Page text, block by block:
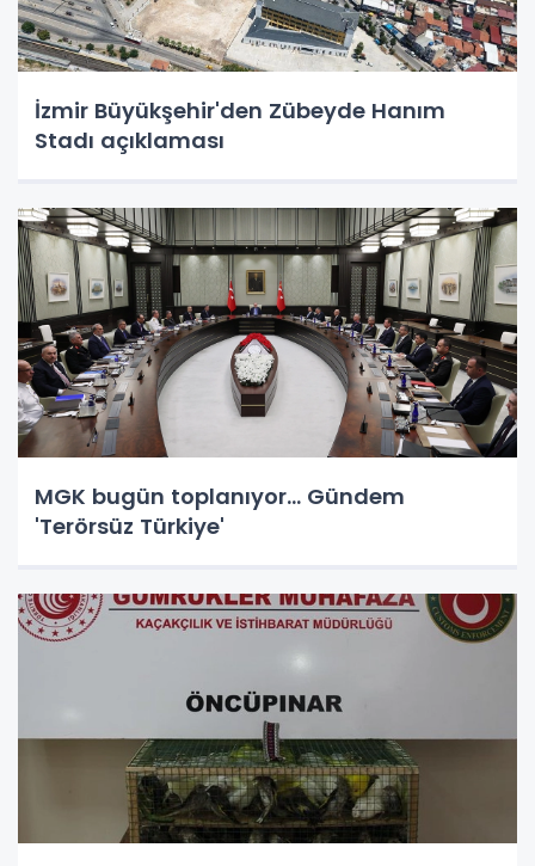
İzmir Büyükşehir'den Zübeyde Hanım
Stadı açıklaması
MGK bugün toplanıyor... Gündem
'Terörsüz Türkiye'